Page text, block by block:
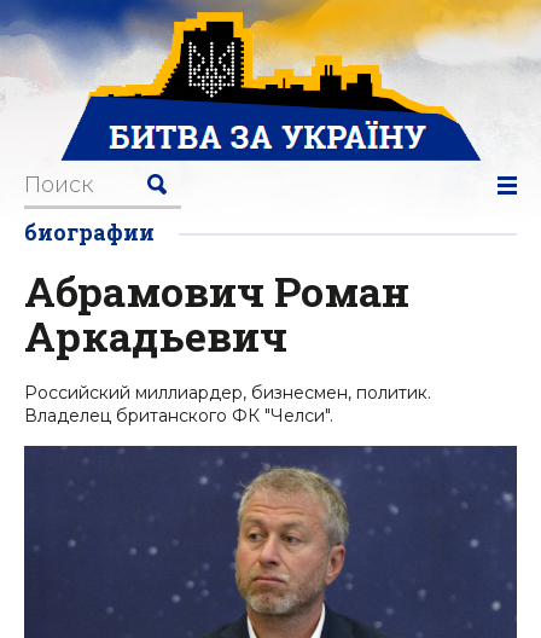
биографии
Абрамович Роман
Аркадьевич
Российский миллиардер, бизнесмен, политик.
Владелец британского ФК "Челси".